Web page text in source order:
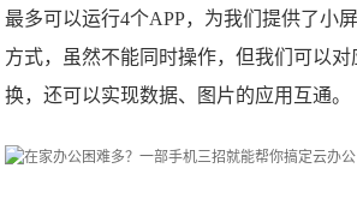
最多可以运行4个APP，为我们提供了小
方式，虽然不能同时操作，但我们可以
换，还可以实现数据、图片的应用互通。